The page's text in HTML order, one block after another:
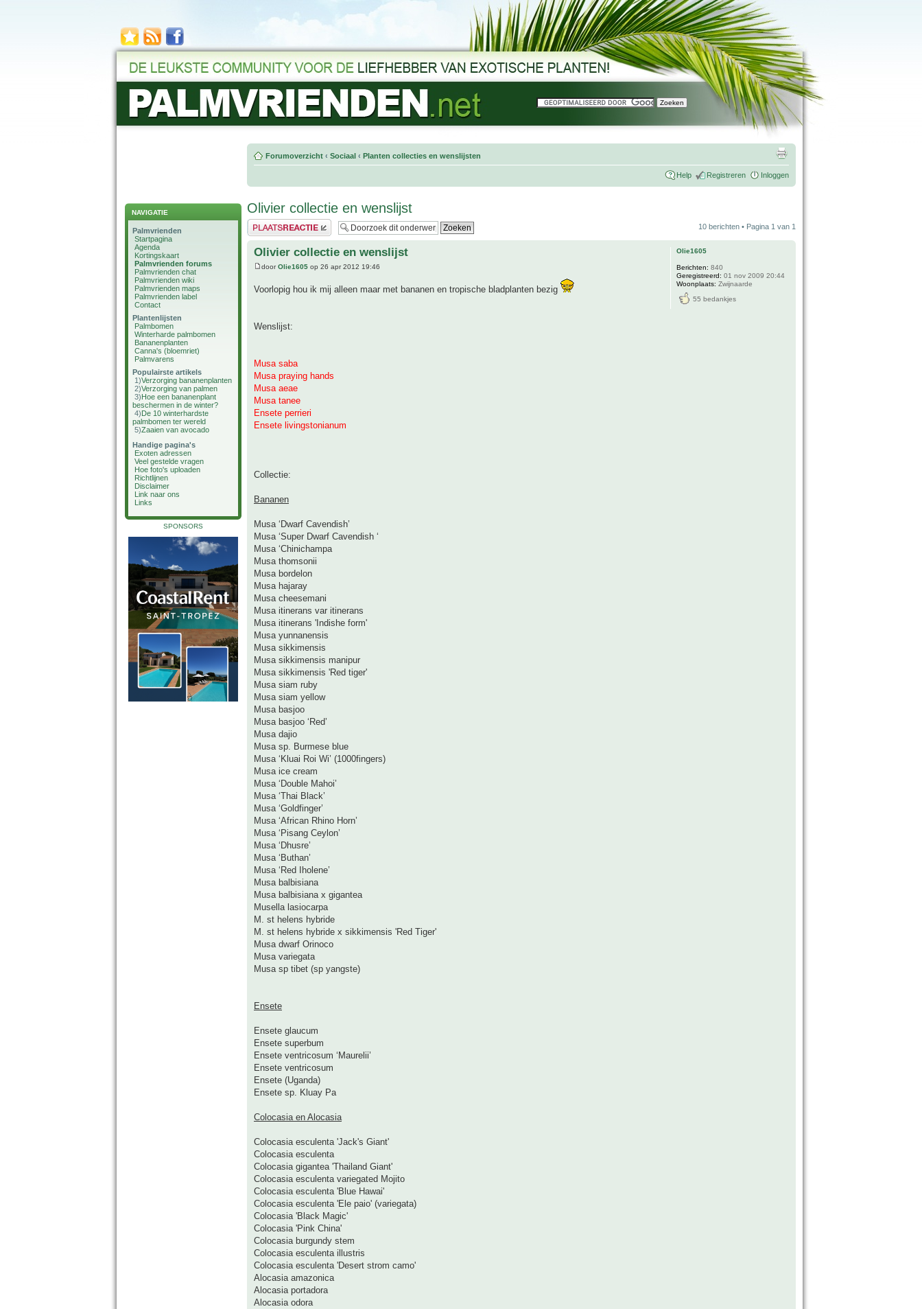
NAVIGATIE
Palmvrienden
Startpagina
Agenda
Kortingskaart
Palmvrienden forums
Palmvrienden chat
Palmvrienden wiki
Palmvrienden maps
Palmvrienden label
Contact
Plantenlijsten
Palmbomen
Winterharde palmbomen
Bananenplanten
Canna's (bloemriet)
Palmvarens
Populairste artikels
1)Verzorging bananenplanten
2)Verzorging van palmen
3)Hoe een bananenplant
beschermen in de winter?
4)De 10 winterhardste
palmbomen ter wereld
5)Zaaien van avocado
Handige pagina's
Exoten adressen
Veel gestelde vragen
Hoe foto's uploaden
Richtlijnen
Disclaimer
Link naar ons
Links
SPONSORS
Forumoverzicht ‹ Sociaal ‹ Planten collecties en wenslijsten
Help Registreren Inloggen
Olivier collectie en wenslijst
Plaats een reactie 10 berichten • Pagina 1 van 1
Olivier collectie en wenslijst
doorOlie1605 op 26 apr 2012 19:46
Voorlopig hou ik mij alleen maar met bananen en tropische bladplanten bezig
Wenslijst:
Musa saba
Musa praying hands
Musa aeae
Musa tanee
Ensete perrieri
Ensete livingstonianum
Collectie:
Bananen
Musa ‘Dwarf Cavendish’
Musa ‘Super Dwarf Cavendish ‘
Musa ‘Chinichampa
Musa thomsonii
Musa bordelon
Musa hajaray
Musa cheesemani
Musa itinerans var itinerans
Musa itinerans 'Indishe form'
Musa yunnanensis
Musa sikkimensis
Musa sikkimensis manipur
Musa sikkimensis 'Red tiger'
Musa siam ruby
Musa siam yellow
Musa basjoo
Musa basjoo ‘Red’
Musa dajio
Musa sp. Burmese blue
Musa ‘Kluai Roi Wi’ (1000fingers)
Musa ice cream
Musa ‘Double Mahoi’
Musa ‘Thai Black’
Musa ‘Goldfinger’
Musa ‘African Rhino Horn’
Musa ‘Pisang Ceylon’
Musa ‘Dhusre’
Musa ‘Buthan’
Musa ‘Red Iholene’
Musa balbisiana
Musa balbisiana x gigantea
Musella lasiocarpa
M. st helens hybride
M. st helens hybride x sikkimensis 'Red Tiger'
Musa dwarf Orinoco
Musa variegata
Musa sp tibet (sp yangste)
Ensete
Ensete glaucum
Ensete superbum
Ensete ventricosum ‘Maurelii’
Ensete ventricosum
Ensete (Uganda)
Ensete sp. Kluay Pa
Colocasia en Alocasia
Colocasia esculenta 'Jack's Giant'
Colocasia esculenta
Colocasia gigantea 'Thailand Giant'
Colocasia esculenta variegated Mojito
Colocasia esculenta 'Blue Hawai'
Colocasia esculenta 'Ele paio' (variegata)
Colocasia 'Black Magic'
Colocasia 'Pink China'
Colocasia burgundy stem
Colocasia esculenta illustris
Colocasia esculenta 'Desert strom camo'
Alocasia amazonica
Alocasia portadora
Alocasia odora
Olie1605
Berichten: 840
Geregistreerd: 01 nov 2009 20:44
Woonplaats: Zwijnaarde
55 bedankjes